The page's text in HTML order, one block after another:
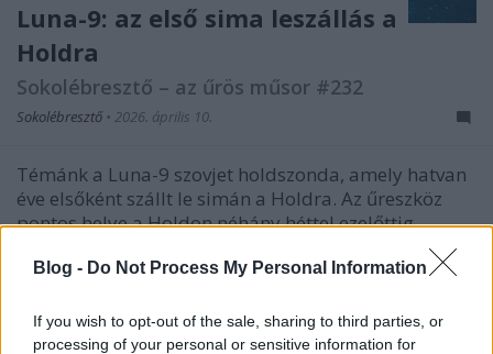
Blog - Do Not Process My Personal Information
If you wish to opt-out of the sale, sharing to third parties, or
processing of your personal or sensitive information for
Luna-9: az első sima leszállás a
Holdra
Sokolébresztő – az űrös műsor #232
Sokolébresztő • 2026. április 10.
Témánk a Luna-9 szovjet holdszonda, amely hatvan
éve elsőként szállt le simán a Holdra. Az űreszköz
pontos helye a Holdon néhány héttel ezelőttig
ismeretlen volt, s éppen az évfordulón találta meg a
Viharok óceánjában egy nemzetközi kutatócsoport.